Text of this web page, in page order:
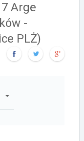
Arge
-
PLŻ)